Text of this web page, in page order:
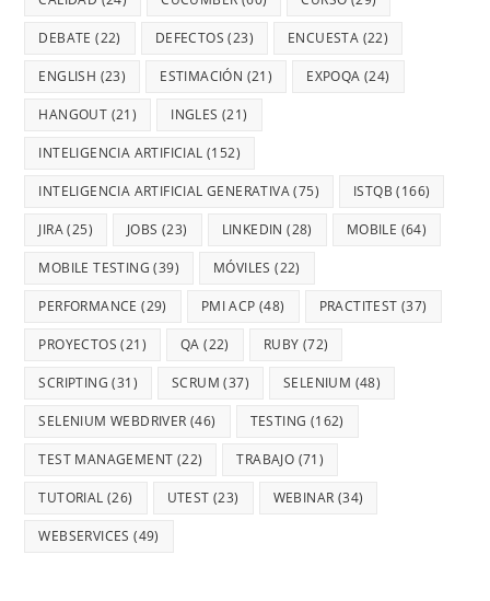
DEBATE (22) DEFECTOS (23) ENCUESTA (22)
ENGLISH (23) ESTIMACIÓN (21) EXPOQA (24)
HANGOUT (21) INGLES (21)
INTELIGENCIA ARTIFICIAL (152)
INTELIGENCIA ARTIFICIAL GENERATIVA(75) ISTQB (166)
JIRA(25) JOBS (23) LINKEDIN (28) MOBILE (64)
MOBILE TESTING (39) MÓVILES (22)
PERFORMANCE (29) PMI ACP (48) PRACTITEST (37)
PROYECTOS (21) QA (22) RUBY (72)
SCRIPTING (31) SCRUM (37) SELENIUM (48)
SELENIUM WEBDRIVER (46) TESTING (162)
TEST MANAGEMENT (22) TRABAJO (71)
TUTORIAL (26) UTEST (23) WEBINAR (34)
WEBSERVICES (49)